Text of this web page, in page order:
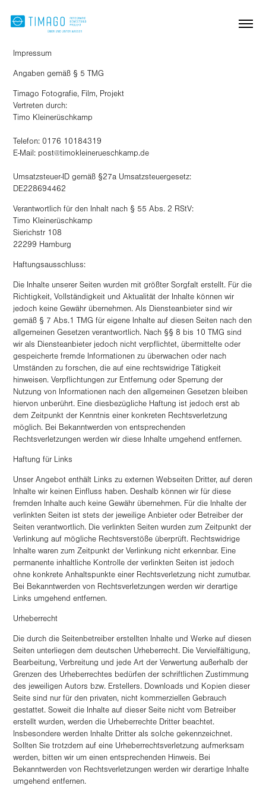
Impressum
Angaben gemäß § 5 TMG
Timago Fotografie, Film, Projekt
Vertreten durch:
Timo Kleinerüschkamp
Telefon: 0176 10184319
E-Mail: post@timokleinerueschkamp.de
Umsatzsteuer-ID gemäß §27a Umsatzsteuergesetz:
DE228694462
Verantwortlich für den Inhalt nach § 55 Abs. 2 RStV:
Timo Kleinerüschkamp
Sierichstr 108
22299 Hamburg
Haftungsausschluss:
Die Inhalte unserer Seiten wurden mit größter Sorgfalt erstellt. Für die
Richtigkeit, Vollständigkeit und Aktualität der Inhalte können wir
jedoch keine Gewähr übernehmen. Als Diensteanbieter sind wir
gemäß § 7 Abs.1 TMG für eigene Inhalte auf diesen Seiten nach den
allgemeinen Gesetzen verantwortlich. Nach §§ 8 bis 10 TMG sind
wir als Diensteanbieter jedoch nicht verpflichtet, übermittelte oder
gespeicherte fremde Informationen zu überwachen oder nach
Umständen zu forschen, die auf eine rechtswidrige Tätigkeit
hinweisen. Verpflichtungen zur Entfernung oder Sperrung der
Nutzung von Informationen nach den allgemeinen Gesetzen bleiben
hiervon unberührt. Eine diesbezügliche Haftung ist jedoch erst ab
dem Zeitpunkt der Kenntnis einer konkreten Rechtsverletzung
möglich. Bei Bekanntwerden von entsprechenden
Rechtsverletzungen werden wir diese Inhalte umgehend entfernen.
Haftung für Links
Unser Angebot enthält Links zu externen Webseiten Dritter, auf deren
Inhalte wir keinen Einfluss haben. Deshalb können wir für diese
fremden Inhalte auch keine Gewähr übernehmen. Für die Inhalte der
verlinkten Seiten ist stets der jeweilige Anbieter oder Betreiber der
Seiten verantwortlich. Die verlinkten Seiten wurden zum Zeitpunkt der
Verlinkung auf mögliche Rechtsverstöße überprüft. Rechtswidrige
Inhalte waren zum Zeitpunkt der Verlinkung nicht erkennbar. Eine
permanente inhaltliche Kontrolle der verlinkten Seiten ist jedoch
ohne konkrete Anhaltspunkte einer Rechtsverletzung nicht zumutbar.
Bei Bekanntwerden von Rechtsverletzungen werden wir derartige
Links umgehend entfernen.
Urheberrecht
Die durch die Seitenbetreiber erstellten Inhalte und Werke auf diesen
Seiten unterliegen dem deutschen Urheberrecht. Die Vervielfältigung,
Bearbeitung, Verbreitung und jede Art der Verwertung außerhalb der
Grenzen des Urheberrechtes bedürfen der schriftlichen Zustimmung
des jeweiligen Autors bzw. Erstellers. Downloads und Kopien dieser
Seite sind nur für den privaten, nicht kommerziellen Gebrauch
gestattet. Soweit die Inhalte auf dieser Seite nicht vom Betreiber
erstellt wurden, werden die Urheberrechte Dritter beachtet.
Insbesondere werden Inhalte Dritter als solche gekennzeichnet.
Sollten Sie trotzdem auf eine Urheberrechtsverletzung aufmerksam
werden, bitten wir um einen entsprechenden Hinweis. Bei
Bekanntwerden von Rechtsverletzungen werden wir derartige Inhalte
umgehend entfernen.